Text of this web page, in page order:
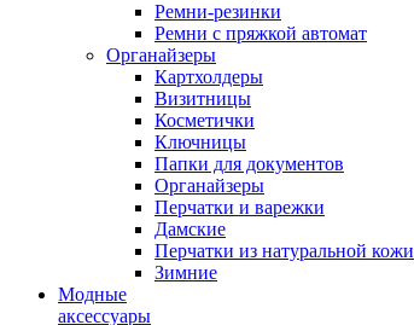
Ремни-резинки
Ремни с пряжкой автомат
Органайзеры
Картхолдеры
Визитницы
Косметички
Ключницы
Папки для документов
Органайзеры
Перчатки и варежки
Дамские
Перчатки из натуральной кожи
Зимние
Модные
аксессуары